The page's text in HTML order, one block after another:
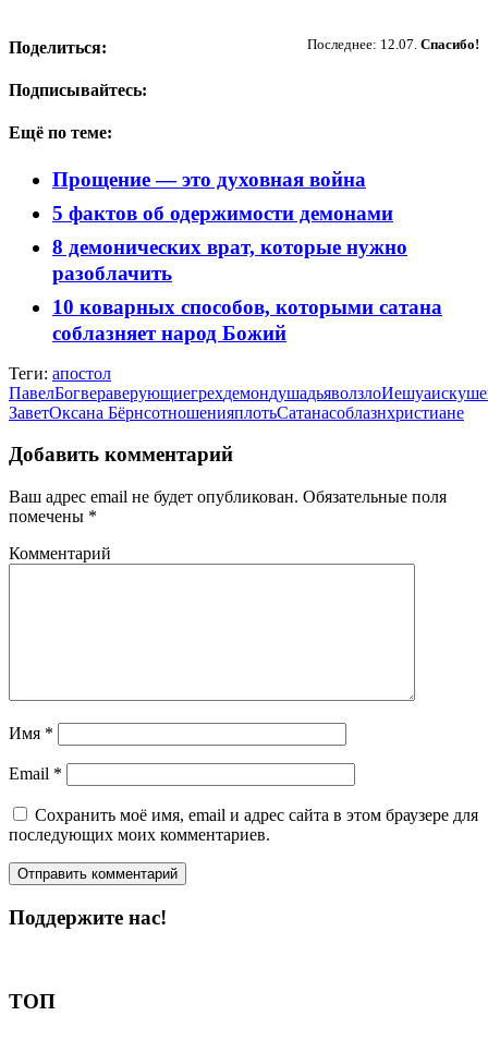
Последнее: 12.07. Спасибо!
Поделиться:
Подписывайтесь:
Ещё по теме:
Прощение — это духовная война
5 фактов об одержимости демонами
8 демонических врат, которые нужно
разоблачить
10 коварных способов, которыми сатана
соблазняет народ Божий
Теги: апостол
ПавелБогвераверующиегрехдемондушадьяволзлоИешуа
ЗаветОксана БёрнсотношенияплотьСатанасоблазнхристиане
Добавить комментарий
Ваш адрес email не будет опубликован. Обязательные поля
помечены *
Комментарий
Имя *
Email *
Сохранить моё имя, email и адрес сайта в этом браузере для
последующих моих комментариев.
Поддержите нас!
ТОП